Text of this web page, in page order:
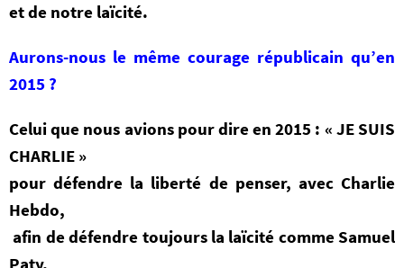
et de notre laïcité.
Aurons-nous le même courage républicain qu’en
2015 ?
Celui que nous avions pour dire en 2015 : « JE SUIS
CHARLIE »
pour défendre la liberté de penser, avec Charlie
Hebdo,
afin de défendre toujours la laïcité comme Samuel
Paty,